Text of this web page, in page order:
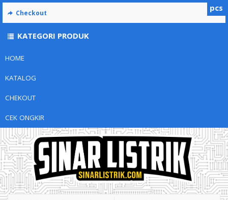
HOME
KATALOG
CHEKOUT
CEK ONGKIR
pcs
Checkout
KATEGORI PRODUK